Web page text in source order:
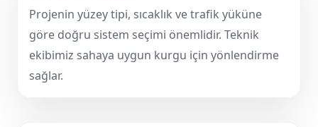
Projenin yüzey tipi, sıcaklık ve trafik yüküne
göre doğru sistem seçimi önemlidir. Teknik
ekibimiz sahaya uygun kurgu için yönlendirme
sağlar.